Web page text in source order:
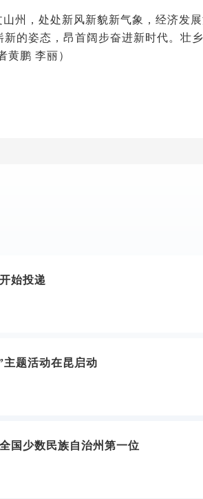
州，处处新风新貌新气象，经济发
的姿态，昂首阔步奋进新时代。壮
黄鹏 李丽）
始投递
主题活动在昆启动
国少数民族自治州第一位